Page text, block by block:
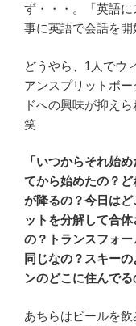
ず・・・。「英語
事に英語で会話を開
どうやら、1人でウ
アンスプリットボ
ドへの興味が抑え
笑
「いつからそれ始
てから始めたの？
が降るの？今日は
ットを分解して合
の？トランスフォ
同じなの？スキー
ンのどこに住んで
あちらはビールを